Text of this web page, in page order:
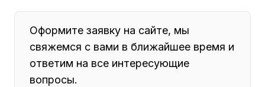
Оформите заявку на сайте, мы
свяжемся с вами в ближайшее время и
ответим на все интересующие
вопросы.